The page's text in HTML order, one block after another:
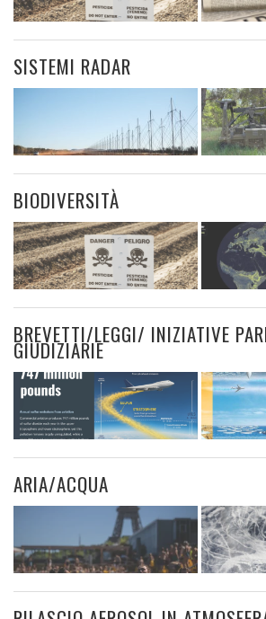
SISTEMI RADAR
BIODIVERSITÀ
BREVETTI/LEGGI/ INIZIATIVE
GIUDIZIARIE
ARIA/ACQUA